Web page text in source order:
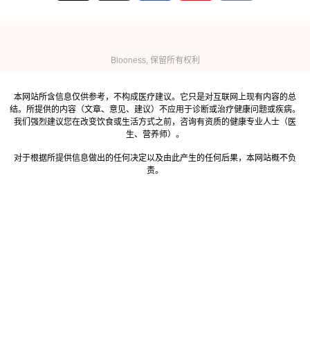
Blooness, 保留所有权利
本网站所含信息仅供参考，不构成医疗建议。它只是对互联网上现有内容的总
结。所提供的内容（文章、意见、建议）不应用于诊断或治疗健康问题或疾病。
我们强烈建议您在改变饮食或生活方式之前，咨询有资质的健康专业人士（医
生、营养师）。
对于根据所提供信息做出的任何决定以及由此产生的任何后果，本网站概不负
责。